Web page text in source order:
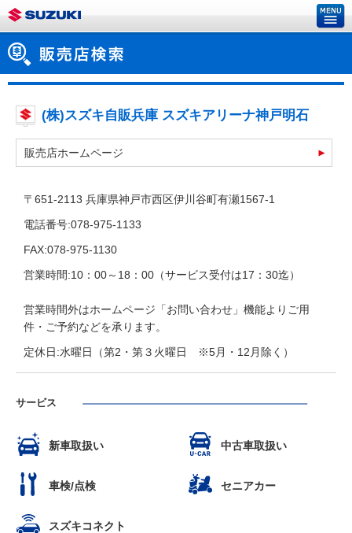
(株)スズキ自販兵庫 スズキアリーナ神戸明石
販売店ホームページ
〒651-2113 兵庫県神戸市西区伊川谷町有瀬1567-1
電話番号:078-975-1133
FAX:078-975-1130
営業時間:10：00～18：00（サービス受付は17：30迄）
営業時間外はホームページ「お問い合わせ」機能よりご用
件・ご予約などを承ります。
定休日:水曜日（第2・第３火曜日 ※5月・12月除く）
サービス
新車取扱い 中古車取扱い
車検/点検 セニアカー
スズキコネクト